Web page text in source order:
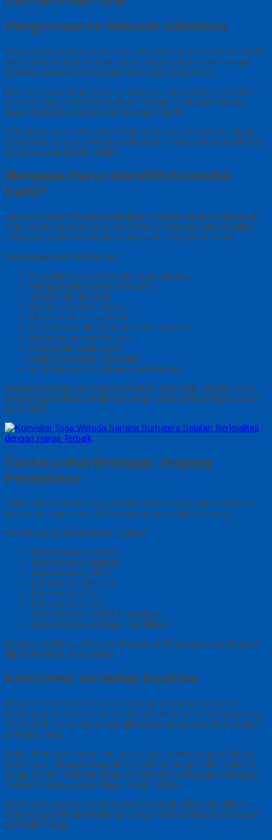
Pengiriman ke Seluruh Indonesia
Kami melayani pemesanan dari seluruh wilayah Indonesia. Berkat
kerja sama dengan berbagai jasa ekspedisi terpercaya, setiap
pesanan dapat dikirim dengan aman dan tepat waktu.
Baik perguruan tinggi negeri, perguruan tinggi swasta, politeknik,
sekolah tinggi, akademi, maupun lembaga pendidikan lainnya
dapat melakukan pemesanan dengan mudah.
Selanjutnya, tim kami akan membantu proses konsultasi hingga
pengiriman selesai sehingga pelanggan memperoleh pengalaman
pelayanan yang lebih praktis.
Mengapa Harus Memilih Konveksi
Kami?
Banyak alasan mengapa pelanggan mempercayakan kebutuhan
toga wisuda kepada kami. Tidak hanya mengutamakan kualitas,
kami juga selalu memberikan pelayanan yang profesional.
Keunggulan kami antara lain:
Pengalaman memproduksi toga wisuda.
Menggunakan bahan premium.
Jahitan rapi dan kuat.
Bordir komputer presisi.
Desain dapat disesuaikan.
Harga kompetitif langsung dari konveksi.
Kapasitas produksi besar.
Pengerjaan tepat waktu.
Melayani seluruh Indonesia.
Konsultasi gratis sebelum pemesanan.
Dengan berbagai keunggulan tersebut, kami siap menjadi mitra
terbaik bagi institusi pendidikan yang membutuhkan toga wisuda
berkualitas.
Cocok untuk Berbagai Jenjang
Pendidikan
Selain memproduksi toga wisuda sarjana, kami juga menerima
pembuatan toga untuk berbagai jenjang pendidikan lainnya.
Produk yang kami kerjakan meliputi:
Toga Wisuda Diploma
Toga Wisuda Magister
Toga Wisuda Doktor
Toga Wisuda Sekolah
Toga Wisuda TK
Toga Wisuda PAUD
Toga Wisuda Pondok Pesantren
Toga Wisuda Lembaga Pendidikan
Dengan demikian, seluruh kebutuhan perlengkapan wisuda dapat
dipenuhi dalam satu tempat.
Komitmen terhadap Kualitas
Kami memahami bahwa acara wisuda merupakan momen
penting yang hanya terjadi sekali bagi sebagian besar mahasiswa.
Oleh sebab itu, setiap produk dikerjakan dengan penuh perhatian
terhadap detail.
Mulai dari pemotongan kain, proses jahit, pemasangan beludru,
bordir logo, hingga pengepakan dilakukan secara teliti. Selain itu,
setiap produk melewati tahap pemeriksaan akhir agar pelanggan
menerima toga wisuda dalam kondisi terbaik.
Komitmen tersebut membuat kami menjadi salah satu pilihan
terbaik bagi institusi pendidikan yang membutuhkan toga wisuda
berkualitas tinggi.